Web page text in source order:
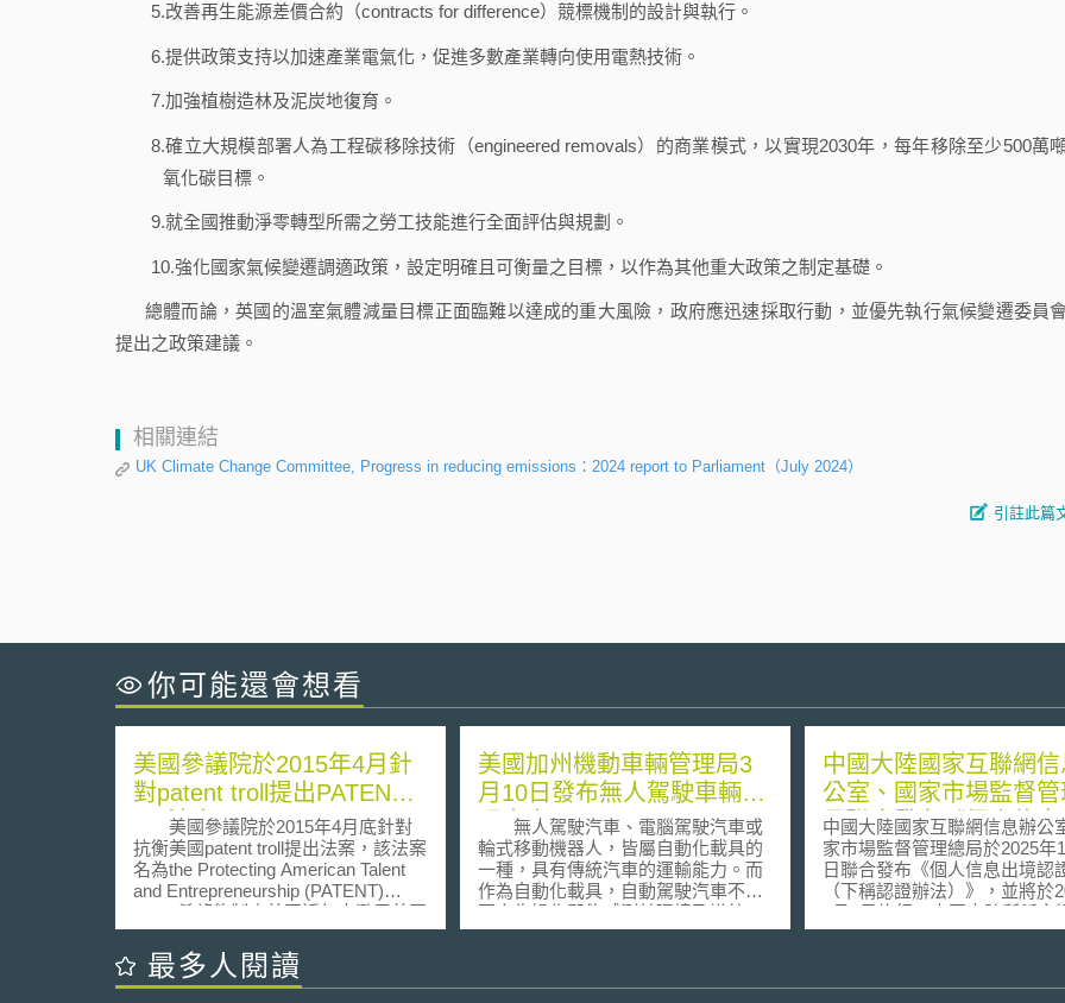
5.改善再生能源差價合約（contracts for difference）競標機制的設計與執行。
6.提供政策支持以加速產業電氣化，促進多數產業轉向使用電熱技術。
7.加強植樹造林及泥炭地復育。
8.確立大規模部署人為工程碳移除技術（engineered removals）的商業模式，以實現2030年，每年移除至少500萬
氧化碳目標。
9.就全國推動淨零轉型所需之勞工技能進行全面評估與規劃。
10.強化國家氣候變遷調適政策，設定明確且可衡量之目標，以作為其他重大政策之制定基礎。
總體而論，英國的溫室氣體減量目標正面臨難以達成的重大風險，政府應迅速採取行動，並優先執行氣候變遷委員
提出之政策建議。
相關連結
UK Climate Change Committee, Progress in reducing emissions：2024 report to Parliament（July 2024）
引註此篇
你可能還會想看
美國參議院於2015年4月針
對patent troll提出PATENT
Act法案
美國參議院於2015年4月底針對
抗衡美國patent troll提出法案，該法案
名為the Protecting American Talent
and Entrepreneurship (PATENT)
Act。希望能制止美國近年來濫用美國
專利系統制度，造成許多不必要之專
利訴訟案件等情形。 該法案指
出，許多濫用之專利訴訟案不僅發生
美國加州機動車輛管理局3
月10日發布無人駕駛車輛管
理方案
無人駕駛汽車、電腦駕駛汽車或
輪式移動機器人，皆屬自動化載具的
一種，具有傳統汽車的運輸能力。而
作為自動化載具，自動駕駛汽車不需
要人為操作即能感測其環境及導航。
目前無人車仍未全面商用化，大多數
中國大陸國家互聯網
公室、國家市場監督管
局聯合發布《個人信息
認證辦法》
中國大陸國家互聯網信息辦公
家市場監督管理總局於2025年
日聯合發布《個人信息出境認
（下稱認證辦法）》，並將於
1月1日施行。中國大陸所稱之
為臺灣所稱之驗證，屬兩岸詞
最多人閱讀